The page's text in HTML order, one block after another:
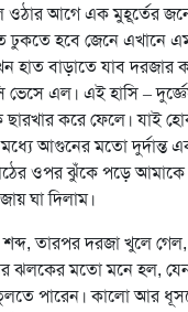
ওঠার আগে এক মুহূর্তের
ঢুকতে হবে জেনে এখানে
হাত বাড়াতে যাব দরজার
এল। এই হাসি –
করে ফেলে। যাই
আগুনের মতো দুর্দান্ত
ওপর ঝুঁকে পড়ে আমাকে
ঘা দিলাম।
তারপর দরজা খুলে
ঝলকের মতো মনে হল,
তুলতে পারেন। কালো আর